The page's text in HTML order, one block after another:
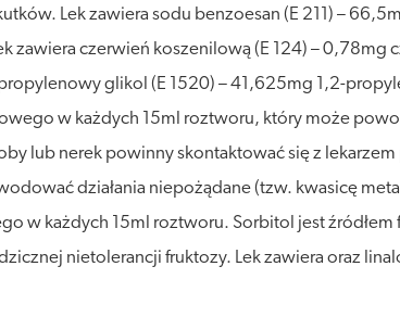
Lek zawiera sodu benzoesan (E 211) –
zawiera czerwień koszenilową (E 124) –
propylenowy glikol (E 1520) – 41,625mg 1,2-
w każdych 15ml roztworu, który może
lub nerek powinny skontaktować się z
działania niepożądane (tzw. kwasicę
w każdych 15ml roztworu. Sorbitol jest
nietolerancji fruktozy. Lek zawiera oraz